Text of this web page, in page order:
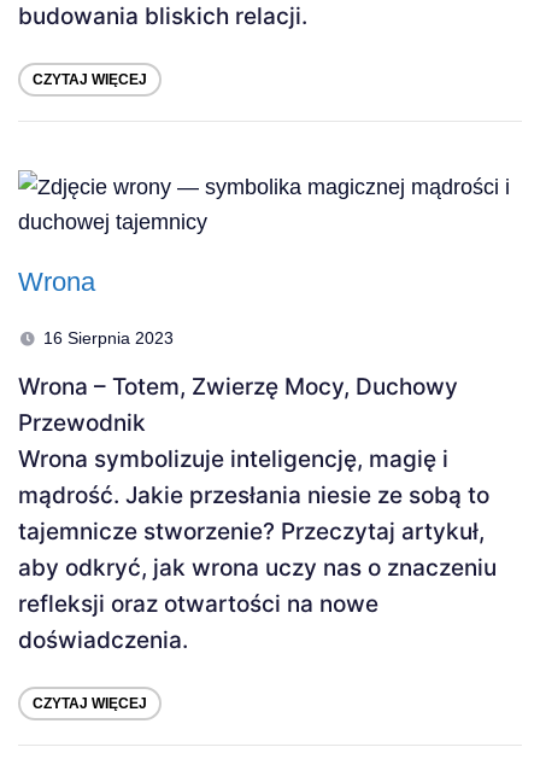
budowania bliskich relacji.
CZYTAJ WIĘCEJ
Wrona
16 Sierpnia 2023
Wrona – Totem, Zwierzę Mocy, Duchowy
Przewodnik
Wrona symbolizuje inteligencję, magię i
mądrość. Jakie przesłania niesie ze sobą to
tajemnicze stworzenie? Przeczytaj artykuł,
aby odkryć, jak wrona uczy nas o znaczeniu
refleksji oraz otwartości na nowe
doświadczenia.
CZYTAJ WIĘCEJ